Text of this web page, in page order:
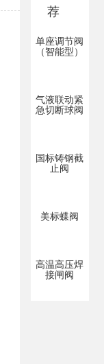
荐
单座调节阀
（智能型）
气液联动紧
急切断球阀
国标铸钢截
止阀
美标蝶阀
高温高压焊
接闸阀